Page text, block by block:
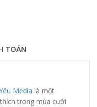
TOÁN
Media là một
trong mùa cưới